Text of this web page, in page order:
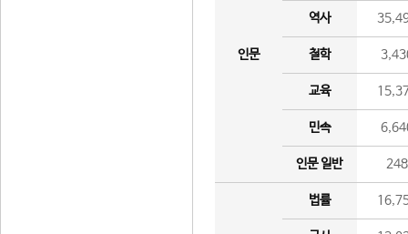
인문
역사
철학
교육
민속
인문 일반 248
법률